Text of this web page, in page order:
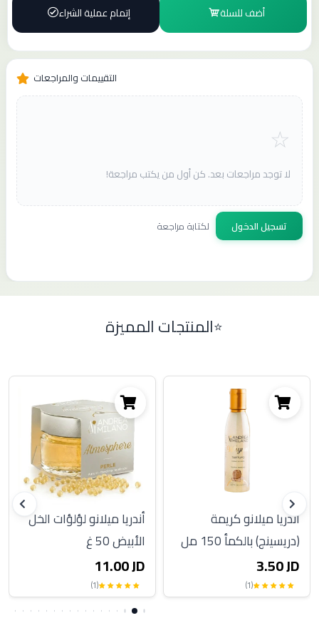
أضف للسلة إتمام عملية الشراء
التقييمات والمراجعات
لا توجد مراجعات بعد. كن أول من يكتب مراجعة!
تسجيل الدخول لكتابة مراجعة
المنتجات المميزة
أندريا ميلانو كريمة
(دريسينج) بالكمأ 150 مل
3.50 JD
(1)
أندريا ميلانو لؤلؤات الخل
الأبيض 50 غ
11.00 JD
(1)